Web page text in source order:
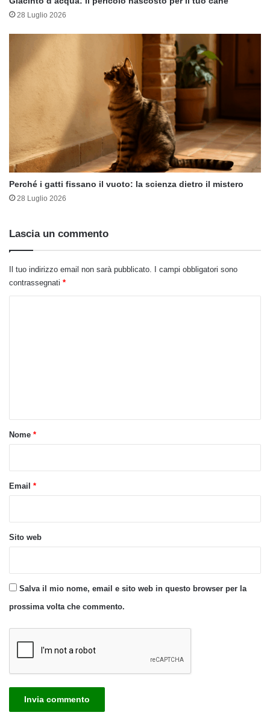
28 Luglio 2026
Perché i gatti fissano il vuoto: la scienza dietro il mistero
28 Luglio 2026
Lascia un commento
Il tuo indirizzo email non sarà pubblicato. I campi obbligatori sono
contrassegnati *
o
Nome *
Email *
Sito web
Salva il mio nome, email e sito web in questo browser per la
prossima volta che commento.